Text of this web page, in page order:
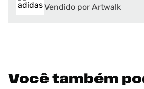
Vendido por Artwalk
Você também